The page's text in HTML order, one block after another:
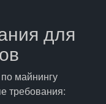
для
майнингу
требования: